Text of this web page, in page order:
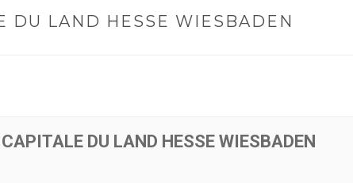
DU LAND HESSE WIESBADEN
DU LAND HESSE WIESBADEN